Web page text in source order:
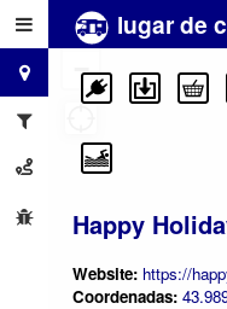
lugar de
Happy
Website: https://
Coordenadas:
+
−